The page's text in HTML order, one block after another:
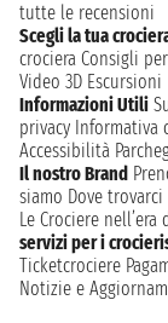
tutte le recensioni
Scegli la tua
crociera Consigli
Video 3D Escursioni
Informazioni Utili
privacy Informativa
Accessibilità
Il nostro Brand
siamo Dove trovarci
Le Crociere nell’era
servizi per i
Ticketcrociere
Notizie e